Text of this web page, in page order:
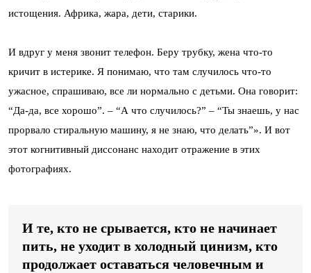
истощения. Африка, жара, дети, старики.
И вдруг у меня звонит телефон. Беру трубку, жена что-то
кричит в истерике. Я понимаю, что там случилось что-то
ужасное, спрашиваю, все ли нормально с детьми. Она говорит:
“Да-да, все хорошо”. – “А что случилось?” – “Ты знаешь, у нас
прорвало стиральную машину, я не знаю, что делать”». И вот
этот когнитивный диссонанс находит отражение в этих
фотографиях.
И те, кто не срывается, кто не начинает
пить, не уходит в холодный цинизм, кто
продолжает оставаться человечным и